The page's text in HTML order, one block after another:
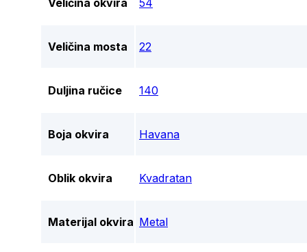
Veličina okvira 54
Veličina mosta 22
Duljina ručice 140
Boja okvira Havana
Oblik okvira Kvadratan
Materijal okvira Metal